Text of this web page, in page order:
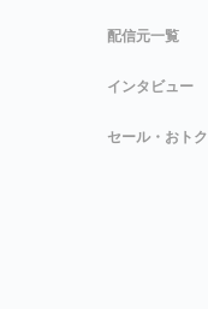
配信元一覧
インタビュー
セール・おトク